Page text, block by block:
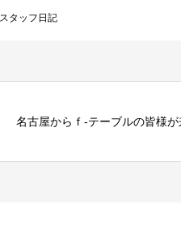
スタッフ日記
名古屋からｆ-テーブルの皆様が